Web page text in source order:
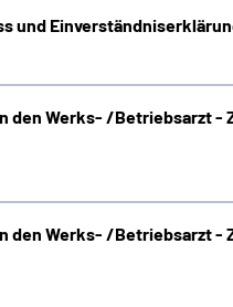
und
den Werks- /Betriebsarzt
den Werks- /Betriebsarzt